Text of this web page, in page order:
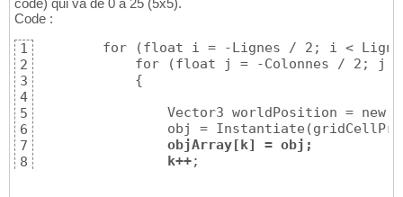
code) qui va de 0 à 25 (5x5).
Code :
1
2
3
4
5
6
7
8
for (float i = -Lignes / 2; i <
for (float j = -Colonnes / 2; j
            {
Vector3 worldPosition = new
obj =
objArray[k] = obj;
k++;